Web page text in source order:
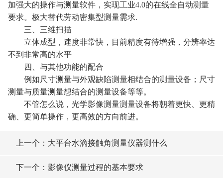
加强大的操作与测量软件，实现工业4.0的在线全自动测量
要求。极大替代劳动密集型测量需求.
三、三维扫描
立体成型，速度非常快，目前精度有待增强，分辨率达
不到非常高的水平
四、与其他功能的配合
例如尺寸测量与外观缺陷测量相结合的测量设备；尺寸
测量与质量测量想结合的测量设备等等。
不管怎么说，光学影像测量测量设备将朝着更快、更精
确、更简单操作，更高效的方向前进。
上一个：大平台水滴接触角测量仪器测什么
下一个：影像仪测量过程的基本要求